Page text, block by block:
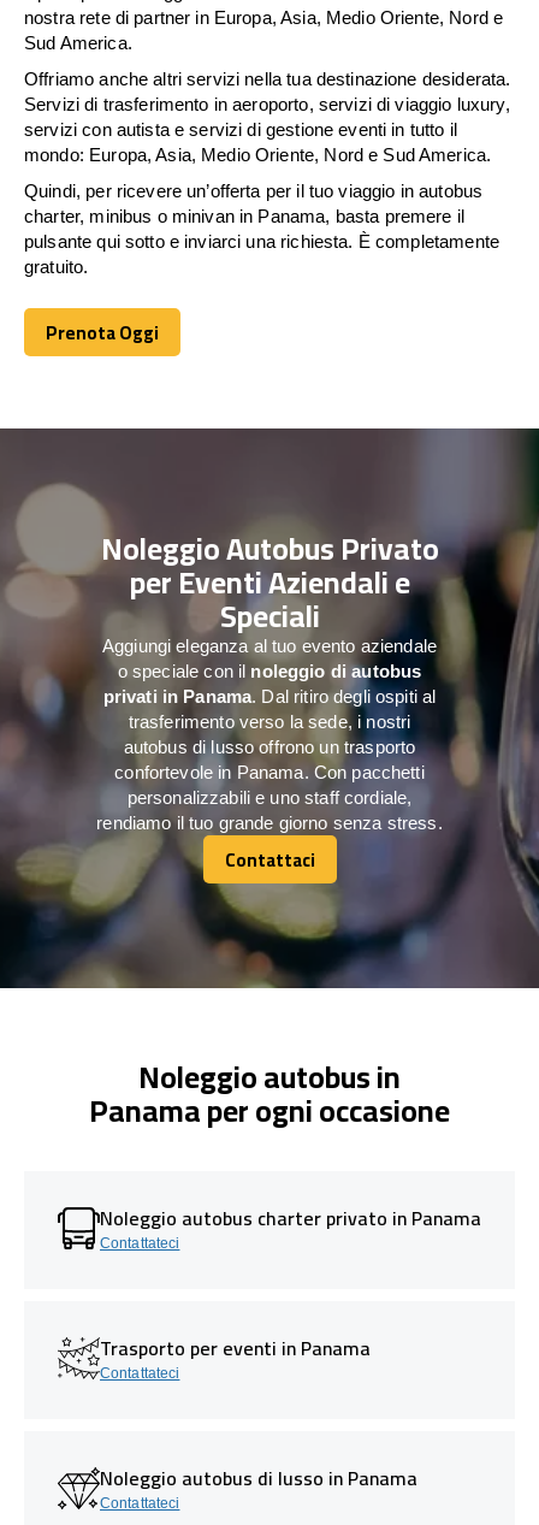
nostra rete di partner in Europa, Asia, Medio Oriente, Nord e
Sud America.
Offriamo anche altri servizi nella tua destinazione desiderata.
Servizi di trasferimento in aeroporto, servizi di viaggio luxury,
servizi con autista e servizi di gestione eventi in tutto il
mondo: Europa, Asia, Medio Oriente, Nord e Sud America.
Quindi, per ricevere un’offerta per il tuo viaggio in autobus
charter, minibus o minivan in Panama, basta premere il
pulsante qui sotto e inviarci una richiesta. È completamente
gratuito.
Prenota Oggi
Prenota Oggi
Noleggio Autobus Privato
per Eventi Aziendali e
Speciali
Aggiungi eleganza al tuo evento aziendale
o speciale con il noleggio di autobus
privati in Panama. Dal ritiro degli ospiti al
trasferimento verso la sede, i nostri
autobus di lusso offrono un trasporto
confortevole in Panama. Con pacchetti
personalizzabili e uno staff cordiale,
rendiamo il tuo grande giorno senza stress.
Contattaci
Contattaci
Noleggio autobus in
Panama per ogni occasione
Noleggio autobus charter privato in Panama
Contattateci
Trasporto per eventi in Panama
Contattateci
Noleggio autobus di lusso in Panama
Contattateci